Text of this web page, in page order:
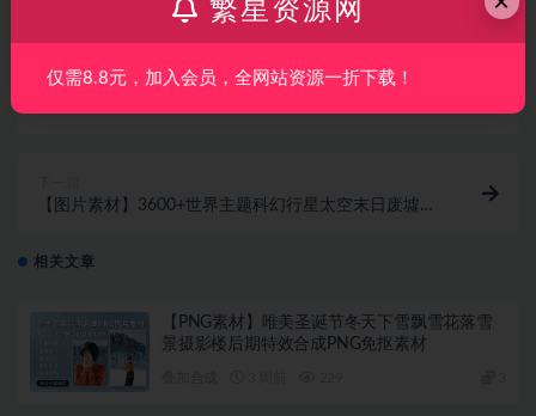
【图片素材】3600+世界主题科幻行星太空末日废墟场
相关文章
【PNG素材】唯美圣诞节冬天下雪飘雪花落雪
景摄影楼后期特效合成PNG免抠素材
繁星资源网
仅需8.8元，加入会员，全网站资源一折下载！